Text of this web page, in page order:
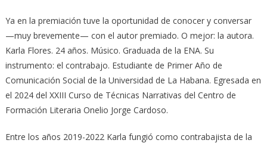
Ya en la premiación tuve la oportunidad de conocer y conversar
—muy brevemente— con el autor premiado. O mejor: la autora.
Karla Flores. 24 años. Músico. Graduada de la ENA. Su
instrumento: el contrabajo. Estudiante de Primer Año de
Comunicación Social de la Universidad de La Habana. Egresada en
el 2024 del XXIII Curso de Técnicas Narrativas del Centro de
Formación Literaria Onelio Jorge Cardoso.
Entre los años 2019-2022 Karla fungió como contrabajista de la